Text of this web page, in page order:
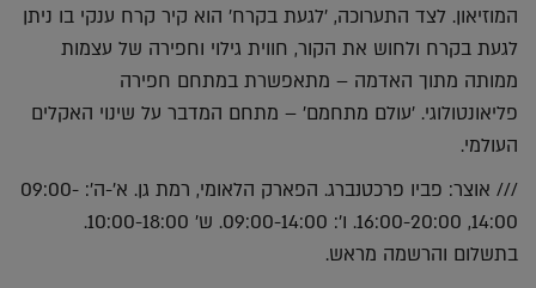
המוזיאון. לצד התערוכה, 'לגעת בקרח' הוא קיר קרח ענקי בו ניתן
לגעת בקרח ולחוש את הקור, חווית גילוי וחפירה של עצמות
ממותה מתוך האדמה – מתאפשרת במתחם חפירה
פליאונטולוגי. 'עולם מתחמם' – מתחם המדבר על שינוי האקלים
העולמי.
/// אוצר: פביו פרכטנברג. הפארק הלאומי, רמת גן. א'-ה': 09:00-
14:00, 16:00-20:00. ו': 09:00-14:00. ש' 10:00-18:00.
בתשלום והרשמה מראש.